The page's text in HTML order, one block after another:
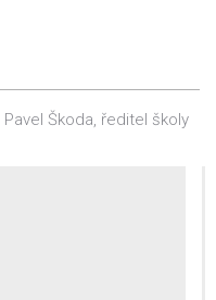
Pavel Škoda, ředitel školy